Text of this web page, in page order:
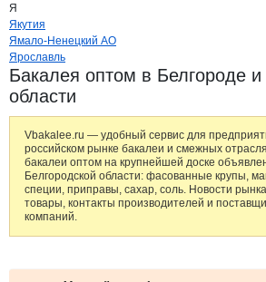
Я
Якутия
Ямало-Ненецкий АО
Ярославль
Бакалея оптом в Белгороде и
области
Vbakalee.ru — удобный сервис для
российском рынке бакалеи и смежных
бакалеи оптом на крупнейшей доске
Белгородской области: фасованные крупы,
специи, приправы, сахар, соль. Новости
товары, контакты производителей и
компаний.